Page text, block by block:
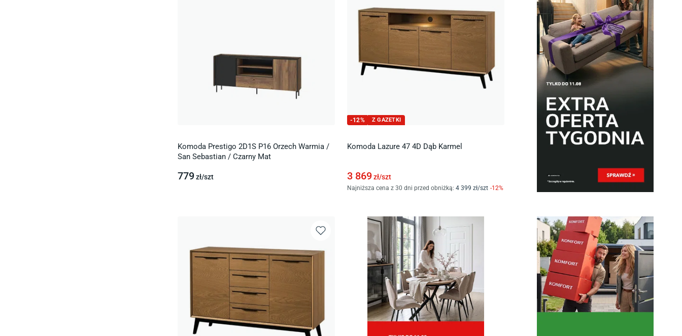
Komoda Prestigo 2D1S P16 Orzech Warmia /
San Sebastian / Czarny Mat
779zł/szt
-12% Z GAZETKI
Komoda Lazure 47 4D Dąb Karmel
3 869zł/szt
Najniższa cena z 30 dni przed obniżką: 4 399 zł/szt -12%